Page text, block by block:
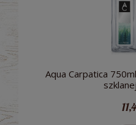
Aqua Carpatica